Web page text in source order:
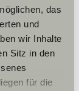
das
und
wir Inhalte
Sitz in den
für die